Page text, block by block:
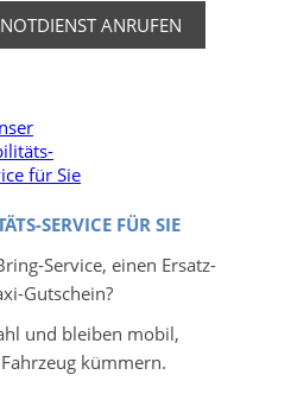
ANRUFEN
SERVICE FÜR SIE
Service, einen Ersatz-
Gutschein?
und bleiben mobil,
kümmern.